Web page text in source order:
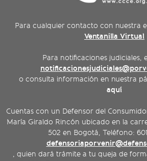
Para cualquier contacto con nuestra
Ventanilla Virtual
Para notificaciones judiciales,
o consulta información en nuestra
aquí
Cuentas con un Defensor del
María Giraldo Rincón ubicado en la
502 en Bogotá, Teléfono: 601
, quien dará trámite a tu queja de